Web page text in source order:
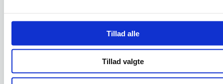
Tillad alle
Tillad valgte